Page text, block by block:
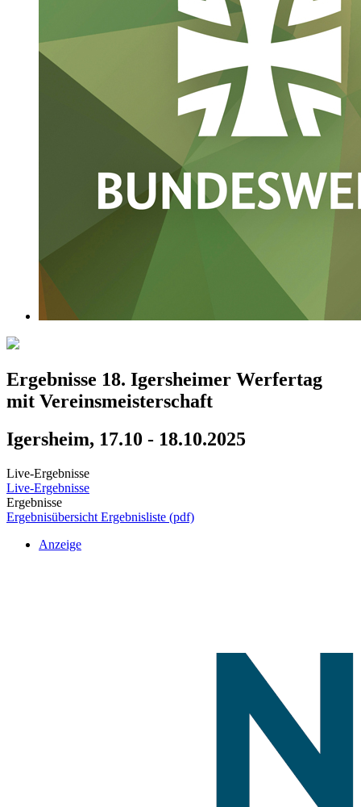
Ergebnisse 18. Igersheimer Werfertag
mit Vereinsmeisterschaft
Igersheim, 17.10 - 18.10.2025
Live-Ergebnisse
Live-Ergebnisse
Ergebnisse
Ergebnisübersicht Ergebnisliste (pdf)
Anzeige